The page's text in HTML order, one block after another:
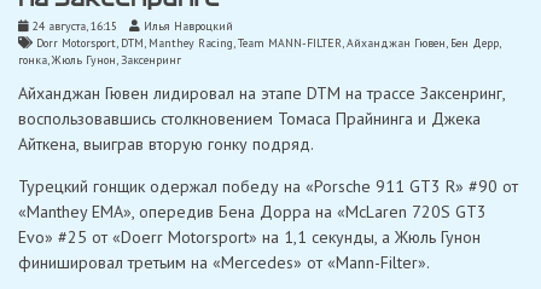
24 августа, 16:15
Илья Навроцкий
Dorr Motorsport, DTM, Manthey Racing,Team MANN-FILTER,Айханджан Гювен, Бен Дерр
гонка,Жюль Гунон,Заксенринг
Айханджан Гювен лидировал на этапе DTM на трассе Заксенринг,
воспользовавшись столкновением Томаса Прайнинга и Джека
Айткена, выиграв вторую гонку подряд.
Турецкий гонщик одержал победу на «Porsche 911 GT3 R» #90 от
«Manthey EMA», опередив Бена Дорра на «McLaren 720S GT3
Evo» #25 от «Doerr Motorsport» на 1,1 секунды, а Жюль Гунон
финишировал третьим на «Mercedes» от «Mann-Filter».